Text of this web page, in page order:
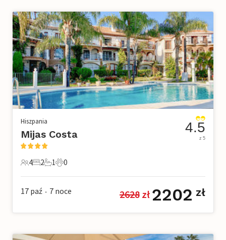
Hiszpania
Mijas Costa
4 Goście
4
2 Sypialnie
2
1 Łazienka
1
0 Zwierzęta domowe
0
4.5
z 5
17 paź • 7 noce 2628 zł 2202 zł